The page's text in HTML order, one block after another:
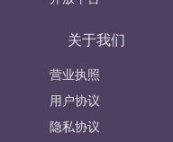
关于我们
营业执照
用户协议
隐私协议